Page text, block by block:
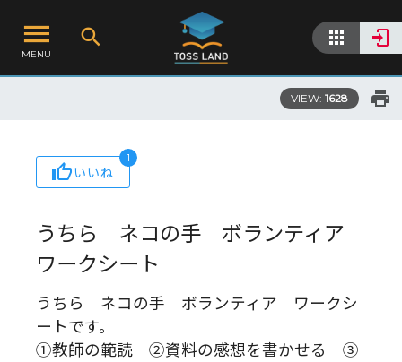
MENU
VIEW: 1628
いいね
1
うちら ネコの手 ボランティア
ワークシート
うちら ネコの手 ボランティア ワークシ
ートです。
①教師の範読 ②資料の感想を書かせる ③